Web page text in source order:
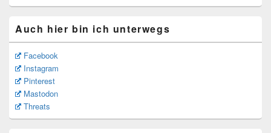
Auch hier bin ich unterwegs
Facebook
Instagram
Pinterest
Mastodon
Threats